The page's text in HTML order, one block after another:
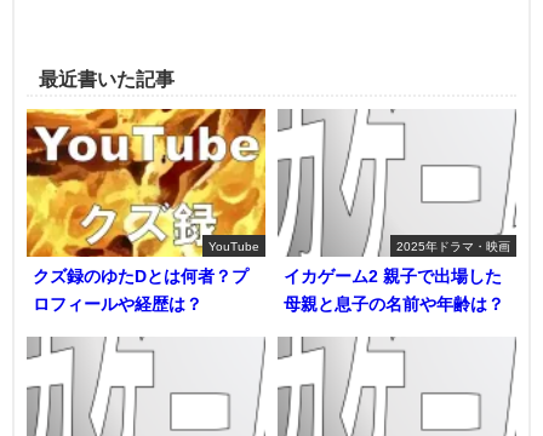
最近書いた記事
YouTube
クズ録のゆたDとは何者？プ
ロフィールや経歴は？
2025年ドラマ・映画
イカゲーム2 親子で出場した
母親と息子の名前や年齢は？